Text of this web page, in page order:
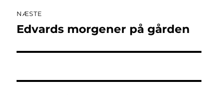
NÆSTE
Næste
Edvards morgener på gården